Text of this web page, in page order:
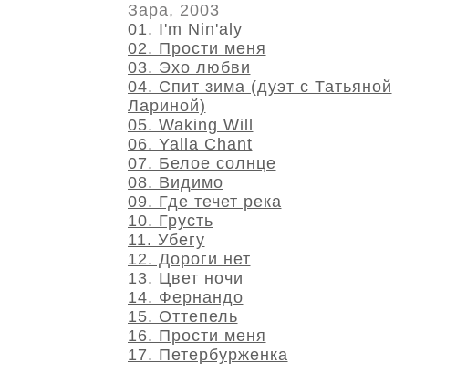
Зара, 2003
01. I'm Nin'aly
02. Прости меня
03. Эхо любви
04. Спит зима (дуэт с Татьяной
Лариной)
05. Waking Will
06. Yalla Chant
07. Белое солнце
08. Видимо
09. Где течет река
10. Грусть
11. Убегу
12. Дороги нет
13. Цвет ночи
14. Фернандо
15. Оттепель
16. Прости меня
17. Петербурженка